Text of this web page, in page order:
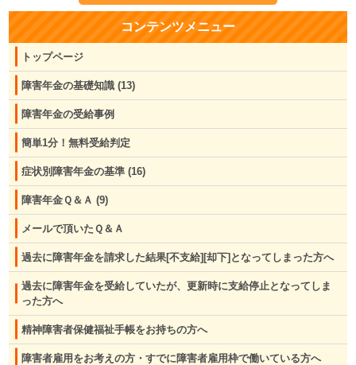
コンテンツメニュー
トップページ
障害年金の基礎知識 (13)
障害年金の受給事例
簡単1分！無料受給判定
症状別障害年金の基準 (16)
障害年金Ｑ＆Ａ (9)
メールで頂いたＱ＆Ａ
過去に障害年金を請求した結果[不支給][却下]となってしまった方へ
過去に障害年金を受給していたが、更新時に支給停止となってしま
った方へ
精神障害者保健福祉手帳をお持ちの方へ
障害者雇用をお考えの方・すでに障害者雇用枠で働いている方へ